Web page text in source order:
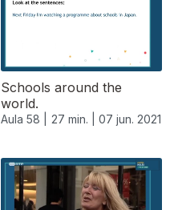
Schools around the
world.
Aula 58 | 27 min. | 07 jun. 2021